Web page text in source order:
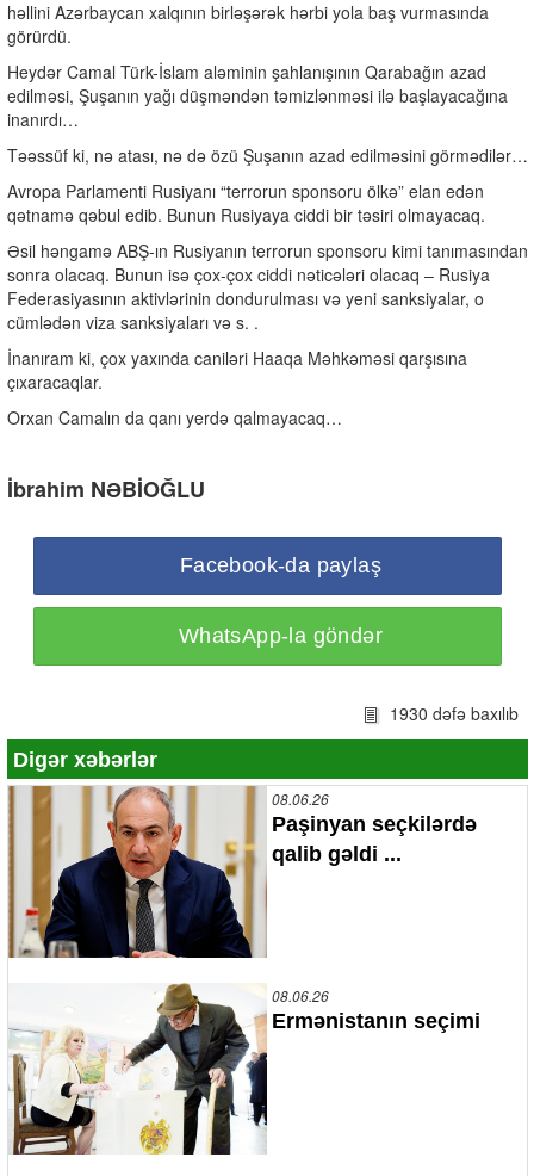
həllini Azərbaycan xalqının birləşərək hərbi yola baş vurmasında
görürdü.
Heydər Camal Türk-İslam aləminin şahlanışının Qarabağın azad
edilməsi, Şuşanın yağı düşməndən təmizlənməsi ilə başlayacağına
inanırdı…
Təəssüf ki, nə atası, nə də özü Şuşanın azad edilməsini görmədilər…
Avropa Parlamenti Rusiyanı “terrorun sponsoru ölkə” elan edən
qətnamə qəbul edib. Bunun Rusiyaya ciddi bir təsiri olmayacaq.
Əsil həngamə ABŞ-ın Rusiyanın terrorun sponsoru kimi tanımasından
sonra olacaq. Bunun isə çox-çox ciddi nəticələri olacaq – Rusiya
Federasiyasının aktivlərinin dondurulması və yeni sanksiyalar, o
cümlədən viza sanksiyaları və s. .
İnanıram ki, çox yaxında caniləri Haaqa Məhkəməsi qarşısına
çıxaracaqlar.
Orxan Camalın da qanı yerdə qalmayacaq…
İbrahim NƏBİOĞLU
Facebook-da paylaş
WhatsApp-la göndər
1930 dəfə baxılıb
Digər xəbərlər
08.06.26
Paşinyan seçkilərdə
qalib gəldi ...
08.06.26
Ermənistanın seçimi